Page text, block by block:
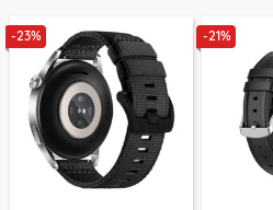
-23% -21%